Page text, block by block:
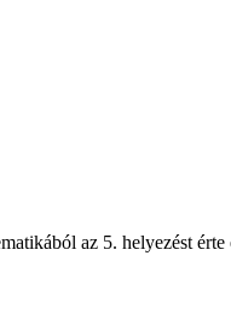
az 5. helyezést érte